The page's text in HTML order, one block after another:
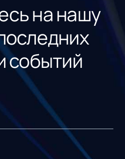
на нашу
событий